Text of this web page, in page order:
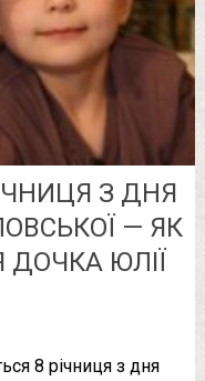
З ДНЯ
— ЯК
ЮЛІЇ
8 річниця з дня